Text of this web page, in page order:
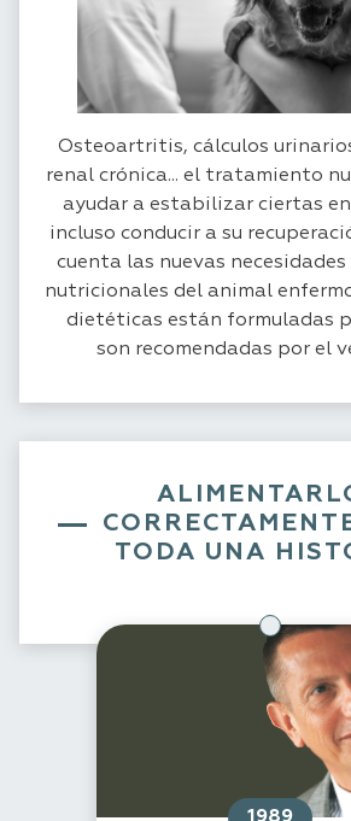
Osteoartritis, cálculos
renal crónica... el tratamiento
ayudar a estabilizar ciertas
incluso conducir a su
cuenta las nuevas
nutricionales del animal
dietéticas están formuladas
son recomendadas por el
TODA UNA